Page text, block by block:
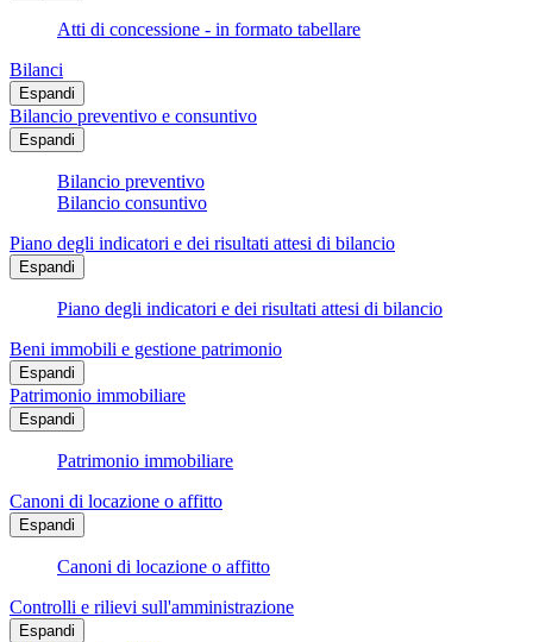
Atti di concessione - in formato tabellare
Bilanci
Espandi
Bilancio preventivo e consuntivo
Espandi
Bilancio preventivo
Bilancio consuntivo
Piano degli indicatori e dei risultati attesi di bilancio
Espandi
Piano degli indicatori e dei risultati attesi di bilancio
Beni immobili e gestione patrimonio
Espandi
Patrimonio immobiliare
Espandi
Patrimonio immobiliare
Canoni di locazione o affitto
Espandi
Canoni di locazione o affitto
Controlli e rilievi sull'amministrazione
Espandi